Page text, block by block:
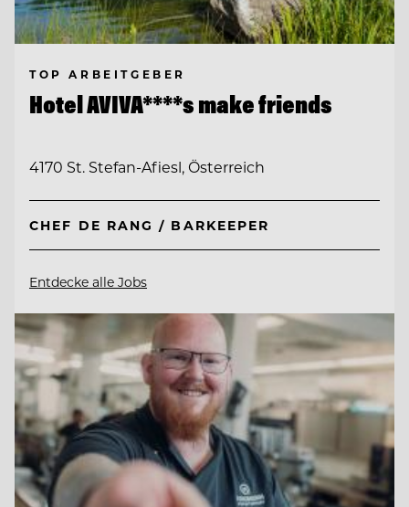
TOP ARBEITGEBER
Hotel AVIVA****s make friends
4170 St. Stefan-Afiesl, Österreich
CHEF DE RANG / BARKEEPER
Entdecke alle Jobs